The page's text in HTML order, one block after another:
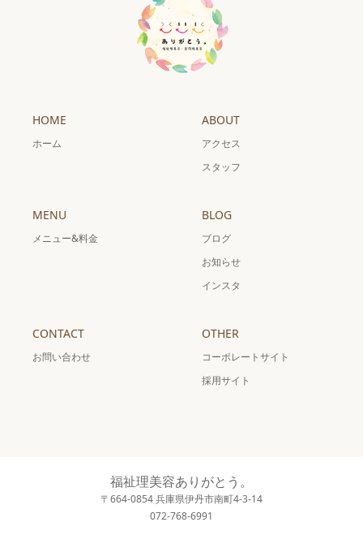
HOME
ホーム
ABOUT
アクセス
スタッフ
MENU
メニュー&料金
BLOG
ブログ
お知らせ
インスタ
CONTACT
お問い合わせ
OTHER
コーポレートサイト
採用サイト
福祉理美容ありがとう。
〒664-0854 兵庫県伊丹市南町4-3-14
072-768-6991